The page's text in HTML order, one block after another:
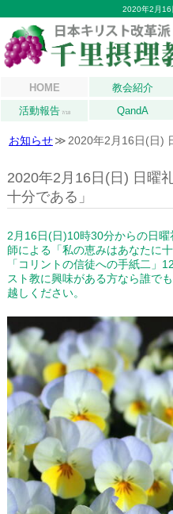
2020年2月16
HOME 教会紹介
活動報告 7/18 QandA
お知らせ 2020年2月16日(日)
2020年2月16日(日) 日曜
十分である」
2月16日(日)10時30分からの日
師による「私の恵みはあなたに
「コリントの信徒への手紙二」
スト教に興味がある方なら誰で
越しください。